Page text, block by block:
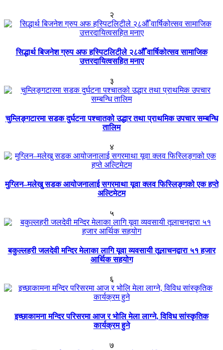
२
सिद्धार्थ बिजनेश ग्रुप अफ हस्पिटलिटीले २८औँ वार्षिकोत्सव सामाजिक
उत्तरदायित्वसहित मनाए
३
चुम्लिङ्गटारमा सडक दुर्घटना पश्चातको उद्धार तथा प्राथमिक उपचार सम्बन्धि
तालिम
४
मुग्लिन–मलेखु सडक आयोजनालाई सगरमाथा यूवा क्लव फिस्लिङ्गको एक हप्ते
अल्टिमेटम
५
बकुल्लहरी जलदेवी मन्दिर मेलाका लागि यूवा व्यवसायी तूलाचनद्वारा ५१ हजार
आर्थिक सहयोग
६
इच्छाकामना मन्दिर परिसरमा आज र भोलि मेला लाग्ने, विविध सांस्कृतिक
कार्यक्रम हुने
७